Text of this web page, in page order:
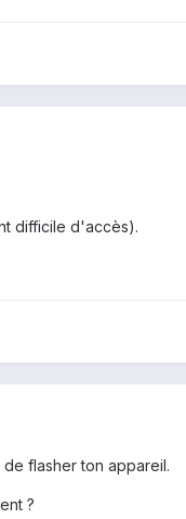
difficile d'accès).
flasher ton appareil.
?